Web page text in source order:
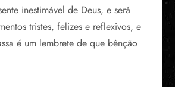
inestimável de Deus, e será
tristes, felizes e reflexivos, e
é um lembrete de que bênção